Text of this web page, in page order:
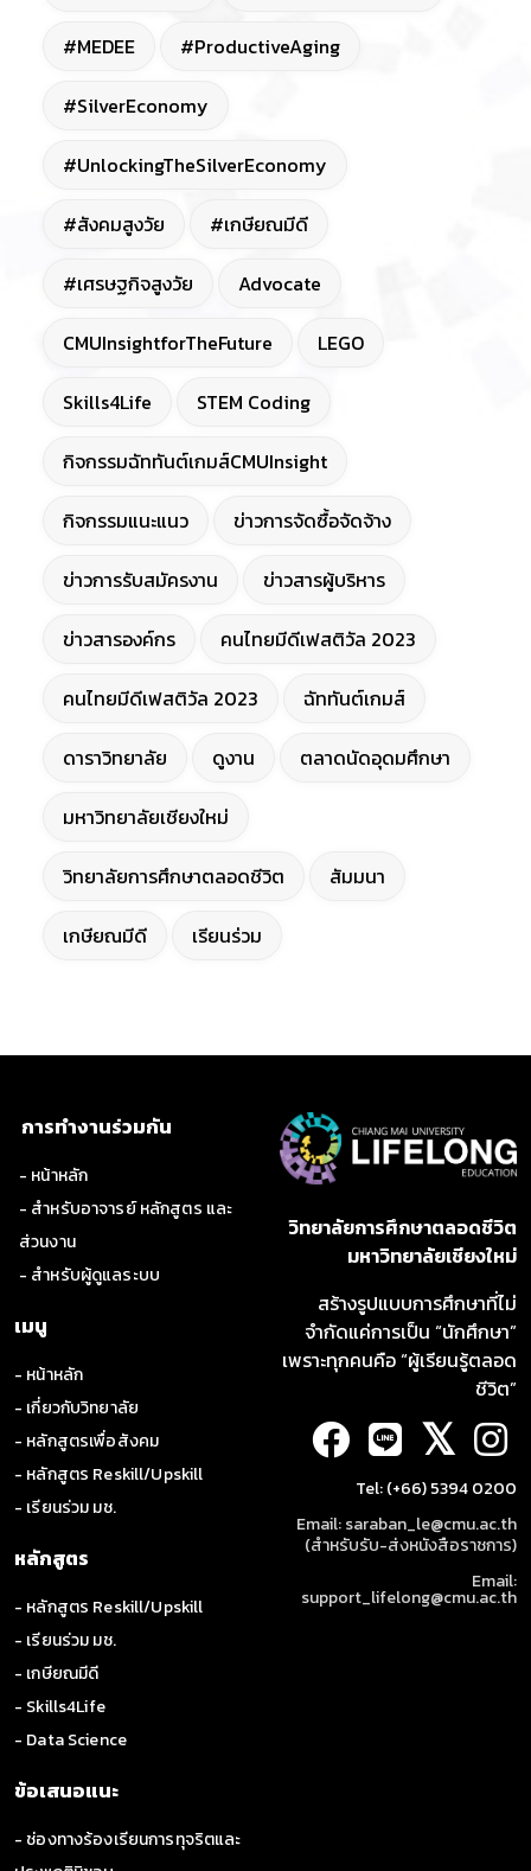
#MEDEE #ProductiveAging
#SilverEconomy
#UnlockingTheSilverEconomy
#สังคมสูงวัย #เกษียณมีดี
#เศรษฐกิจสูงวัย Advocate
CMUInsightforTheFuture LEGO
Skills4Life STEM Coding
กิจกรรมฉัททันต์เกมส์CMUInsight
กิจกรรมแนะแนว ข่าวการจัดซื้อจัดจ้าง
ข่าวการรับสมัครงาน ข่าวสารผู้บริหาร
ข่าวสารองค์กร คนไทยมีดีเฟสติวัล 2023
คนไทยมีดีเฟสติวัล 2023 ฉัททันต์เกมส์
ดาราวิทยาลัย ดูงาน ตลาดนัดอุดมศึกษา
มหาวิทยาลัยเชียงใหม่
วิทยาลัยการศึกษาตลอดชีวิต สัมมนา
เกษียณมีดี เรียนร่วม
การทำงานร่วมกัน
- หน้าหลัก
- สำหรับอาจารย์ หลักสูตร และ
ส่วนงาน
- สำหรับผู้ดูแลระบบ
เมนู
- หน้าหลัก
- เกี่ยวกับวิทยาลัย
- หลักสูตรเพื่อสังคม
- หลักสูตร Reskill/Upskill
- เรียนร่วม มช.
หลักสูตร
- หลักสูตร Reskill/Upskill
- เรียนร่วม มช.
- เกษียณมีดี
- Skills4Life
- Data Science
ข้อเสนอแนะ
- ช่องทางร้องเรียนการทุจริตและ
วิทยาลัยการศึกษาตลอดชีวิต
มหาวิทยาลัยเชียงใหม่
สร้างรูปแบบการศึกษาที่ไม่
จำกัดแค่การเป็น “นักศึกษา”
เพราะทุกคนคือ “ผู้เรียนรู้ตลอด
ชีวิต”
𝕏
Tel: (+66) 5394 0200
Email: saraban_le@cmu.ac.th
(สำหรับรับ-ส่งหนังสือราชการ)
Email:
support_lifelong@cmu.ac.th